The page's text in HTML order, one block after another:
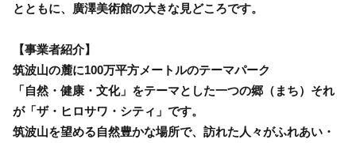
とともに、廣澤美術館の大きな見どころです。
【事業者紹介】
筑波山の麓に100万平方メートルのテーマパーク
「自然・健康・文化」をテーマとした一つの郷（まち）それ
が「ザ・ヒロサワ・シティ」です。
筑波山を望める自然豊かな場所で、訪れた人々がふれあい・